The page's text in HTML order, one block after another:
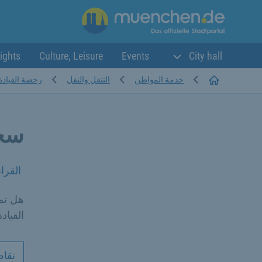
City hall
Events
Culture, Leisure
Startseiteخدمة المواطن التنقل والنقل رخصة
هل